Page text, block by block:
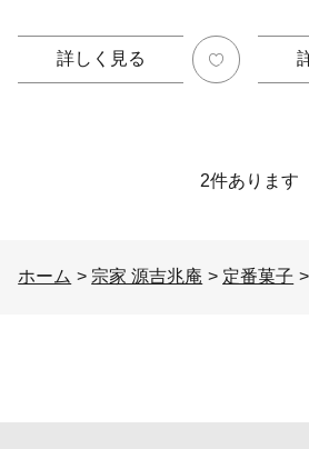
詳しく見る
2件あります
ホーム >宗家 源吉兆庵 > 定番菓子 >